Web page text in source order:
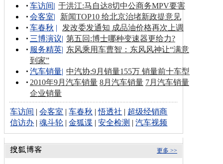
车访间| 于洪江:马自达8切中公商务MPV要害
会客室|
新闻TOP10 给北京治堵新政提意见
车春秋 |
发改委发通知 成品油价格再次上调
三博演议| 第五回:博士哪种变速器更给力?
服务精英| 东风乘用车曹智：东风风神让“满意
到家”
汽车销量| 中汽协:9月销量155万 销量前十车型
2010年9月汽车销量 8月汽车销量 7月汽车销量
企业销量
车访间 |会客室 |车春秋 |悟透社 | 超级经销商
信访办 |魂斗轮 |金狐谍 |安全检测 |汽车视频
更多 >>